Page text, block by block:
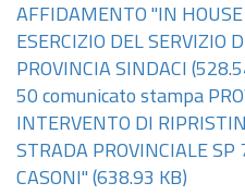
AFFIDAMENTO "IN
ESERCIZIO DEL SERVIZIO
PROVINCIA SINDACI
50 comunicato stampa
INTERVENTO DI
STRADA PROVINCIALE SP
CASONI" (638.93 KB)